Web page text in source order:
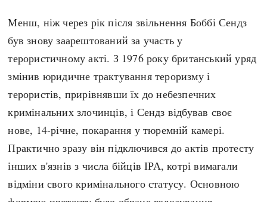
Австралія
Азія
Америка
А(нта)рктика
Африка
Європа
Нові статті
Популярні статті
Всі статті
Визначальні події
#Хештеги
Автори
Менш, ніж через рік після звільнення Боббі Сендз
був знову заарештований за участь у
терористичному акті. З 1976 року британський уряд
змінив юридичне трактування тероризму і
терористів, прирівнявши їх до небезпечних
кримінальних злочинців, і Сендз відбував своє
нове, 14-річне, покарання у тюремній камері.
Практично зразу він підключився до актів протесту
інших в'язнів з числа бійців ІРА, котрі вимагали
відміни свого кримінального статусу. Основною